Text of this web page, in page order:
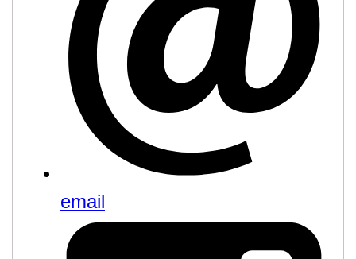
email